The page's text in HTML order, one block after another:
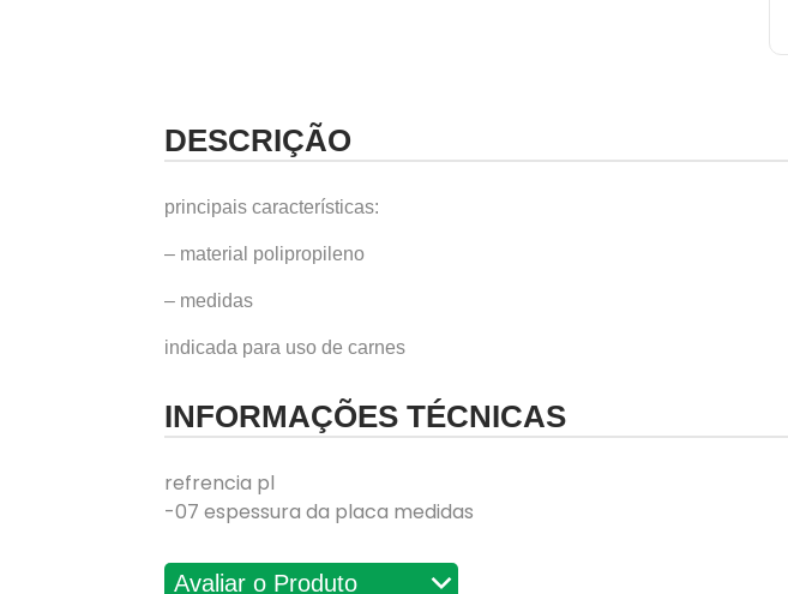
DESCRIÇÃO
principais características:
– material polipropileno
– medidas
indicada para uso de carnes
INFORMAÇÕES TÉCNICAS
refrencia pl
-07 espessura da placa medidas
Avaliações